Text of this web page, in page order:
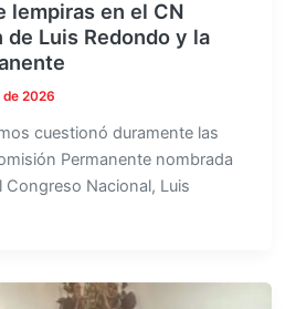
lempiras en el CN
Luis Redondo y la
de 2026
cuestionó duramente las
Permanente nombrada
Congreso Nacional, Luis